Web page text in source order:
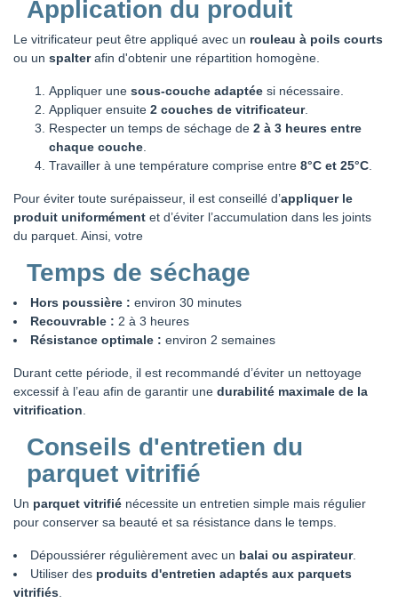
Application du produit
Le vitrificateur peut être appliqué avec un rouleau à poils courts
ou un spalterafin d'obtenir une répartition homogène.
Appliquer une sous-couche adaptée si nécessaire.
Appliquer ensuite 2 couches de vitrificateur.
Respecter un temps de séchage de 2 à 3 heures entre
chaque couche
Travailler à une température comprise entre 8°C et 25°C
Pour éviter toute surépaisseur, il est conseillé d’appliquer le
produit uniformément et d’éviter l’accumulation dans les joints
du parquet. Ainsi, votre
Temps de séchage
Hors poussière : environ 30 minutes
Recouvrable : 2 à 3 heures
Résistance optimale : environ 2 semaines
Durant cette période, il est recommandé d’éviter un nettoyage
excessif à l’eau afin de garantir une durabilité maximale de la
vitrification
Conseils d'entretien du
parquet vitrifié
Un parquet vitrifié nécessite un entretien simple mais régulier
pour conserver sa beauté et sa résistance dans le temps.
Dépoussiérer régulièrement avec un balai ou aspirateur.
Utiliser des produits d'entretien adaptés aux parquets
vitrifiés